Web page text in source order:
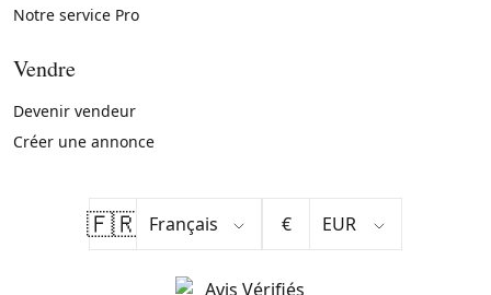
Notre service Pro
Vendre
Devenir vendeur
Créer une annonce
🇫🇷 €